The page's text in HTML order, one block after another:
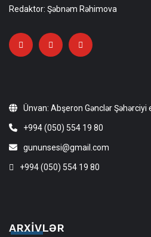
Redaktor: Şəbnəm Rəhimova
Ünvan: Abşeron Gənclər Şəhərciyi
+994 (050) 554 19 80
gununsesi@gmail.com
+994 (050) 554 19 80
ARXIVLƏR